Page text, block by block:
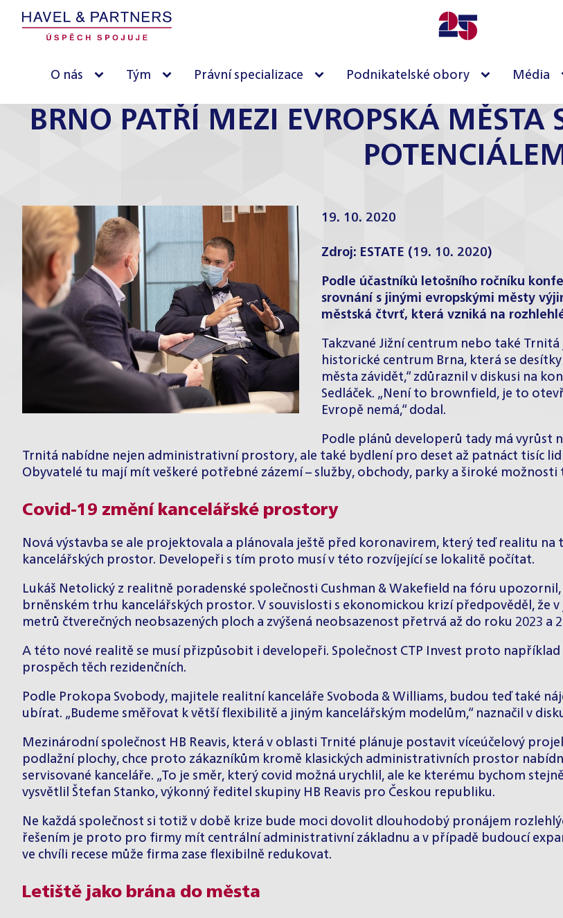
O nás Tým Právní specializace Podnikatelské obory Média
BRNO PATŘÍ MEZI EVROPSKÁ MĚSTA
19. 10. 2020
Zdroj: ESTATE (19. 10. 2020)
Podle účastníků letošního ročníku
srovnání s jinými evropskými městy
městská čtvrť, která vzniká na
Takzvané Jižní centrum nebo také
historické centrum Brna, která se
města závidět,“ zdůraznil v diskusi na
Sedláček. „Není to brownfield, je to
Evropě nemá,“ dodal.
Podle plánů developerů tady má vyrůst
Trnitá nabídne nejen administrativní prostory, ale také bydlení pro deset až patnáct tisíc
Obyvatelé tu mají mít veškeré potřebné zázemí – služby, obchody, parky a široké možnosti
Covid-19 změní kancelářské prostory
Nová výstavba se ale projektovala a plánovala ještě před koronavirem, který teď realitu
kancelářských prostor. Developeři s tím proto musí v této rozvíjející se lokalitě počítat.
Lukáš Netolický z realitně poradenské společnosti Cushman & Wakefield na fóru
brněnském trhu kancelářských prostor. V souvislosti s ekonomickou krizí předpověděl, že
metrů čtverečných neobsazených ploch a zvýšená neobsazenost přetrvá až do roku 2023 a
A této nové realitě se musí přizpůsobit i developeři. Společnost CTP Invest proto
prospěch těch rezidenčních.
Podle Prokopa Svobody, majitele realitní kanceláře Svoboda & Williams, budou teď také
ubírat. „Budeme směřovat k větší flexibilitě a jiným kancelářským modelům,“ naznačil v
Mezinárodní společnost HB Reavis, která v oblasti Trnité plánuje postavit víceúčelový
podlažní plochy, chce proto zákazníkům kromě klasických administrativních prostor
servisované kanceláře. „To je směr, který covid možná urychlil, ale ke kterému bychom
vysvětlil Štefan Stanko, výkonný ředitel skupiny HB Reavis pro Českou republiku.
Ne každá společnost si totiž v době krize bude moci dovolit dlouhodobý pronájem
řešením je proto pro firmy mít centrální administrativní základnu a v případě budoucí
ve chvíli recese může firma zase flexibilně redukovat.
Letiště jako brána do města